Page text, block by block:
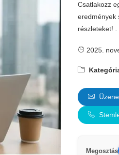
Csatlakozz
eredmények
részleteket! .
2025.
Megosztás